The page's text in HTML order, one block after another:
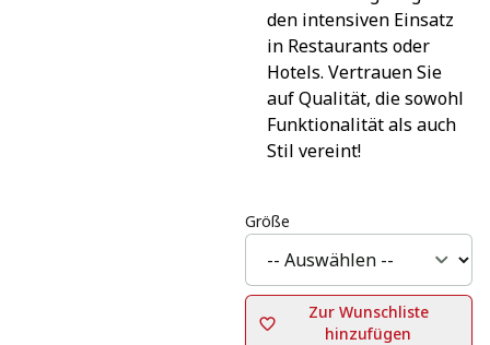
den intensiven Einsatz
in Restaurants oder
Hotels. Vertrauen Sie
auf Qualität, die sowohl
Funktionalität als auch
Stil vereint!
Größe
Zur Wunschliste
hinzufügen